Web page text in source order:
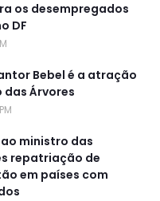
os desempregados
DF
Bebel é a atração
das Árvores
ministro das
repatriação de
em países com